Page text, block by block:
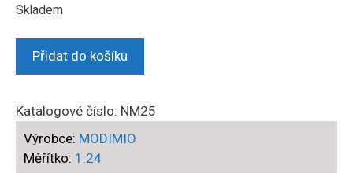
byla:
Skladem
Nashi
-
HARLEY-
DAVIDSON
WLA
Přidat do košíku
Katalogové číslo: NM25
Výrobce: MODIMIO
Měřítko: 1:24